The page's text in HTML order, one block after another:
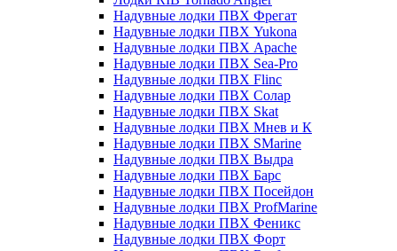
Надувные лодки ПВХ Фрегат
Надувные лодки ПВХ Yukona
Надувные лодки ПВХ Apache
Надувные лодки ПВХ Sea-Pro
Надувные лодки ПВХ Flinc
Надувные лодки ПВХ Солар
Надувные лодки ПВХ Skat
Надувные лодки ПВХ Мнев и К
Надувные лодки ПВХ SMarine
Надувные лодки ПВХ Выдра
Надувные лодки ПВХ Барс
Надувные лодки ПВХ Посейдон
Надувные лодки ПВХ ProfMarine
Надувные лодки ПВХ Феникс
Надувные лодки ПВХ Форт